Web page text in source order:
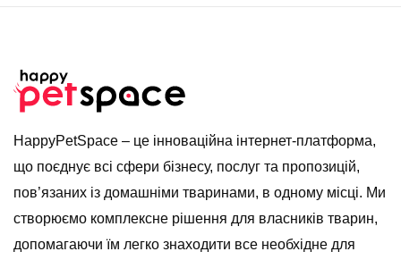
HappyPetSpace – це інноваційна інтернет-платформа,
що поєднує всі сфери бізнесу, послуг та пропозицій,
пов’язаних із домашніми тваринами, в одному місці. Ми
створюємо комплексне рішення для власників тварин,
допомагаючи їм легко знаходити все необхідне для